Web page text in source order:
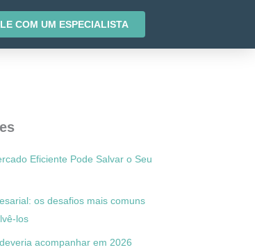
COM UM ESPECIALISTA
Eficiente Pode Salvar o Seu
os desafios mais comuns
los
acompanhar em 2026